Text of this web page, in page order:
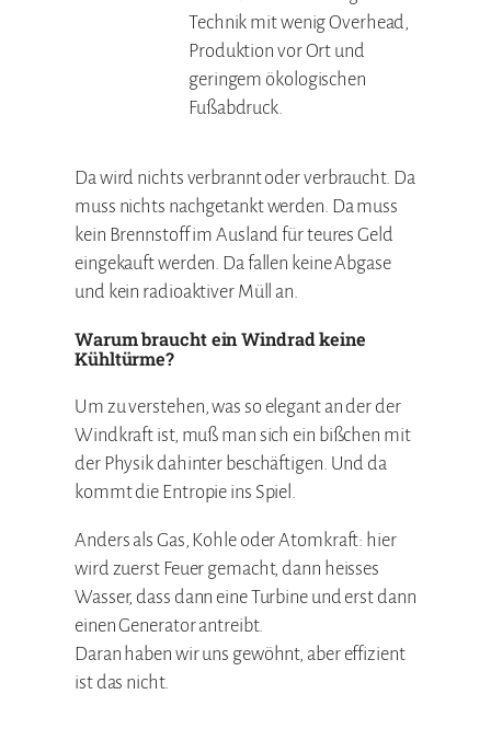
Technik mit wenig Overhead,
Produktion vor Ort und
geringem ökologischen
Fußabdruck.
Da wird nichts verbrannt oder verbraucht. Da
muss nichts nachgetankt werden. Da muss
kein Brennstoff im Ausland für teures Geld
eingekauft werden. Da fallen keine Abgase
und kein radioaktiver Müll an.
Warum braucht ein Windrad keine
Kühltürme?
Um zu verstehen, was so elegant an der der
Windkraft ist, muß man sich ein bißchen mit
der Physik dahinter beschäftigen. Und da
kommt die Entropie ins Spiel.
Anders als Gas, Kohle oder Atomkraft: hier
wird zuerst Feuer gemacht, dann heisses
Wasser, dass dann eine Turbine und erst dann
einen Generator antreibt.
Daran haben wir uns gewöhnt, aber effizient
ist das nicht.